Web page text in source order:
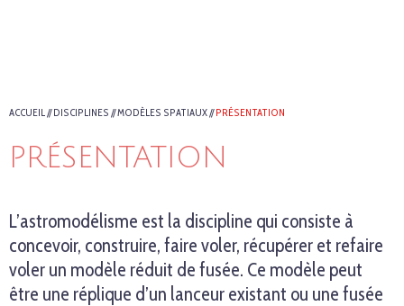
ACCUEIL//DISCIPLINES //MODÈLES SPATIAUX//PRÉSENTATION
PRÉSENTATION
L’astromodélisme est la discipline qui consiste à
concevoir, construire, faire voler, récupérer et refaire
voler un modèle réduit de fusée. Ce modèle peut
être une réplique d’un lanceur existant ou une fusée